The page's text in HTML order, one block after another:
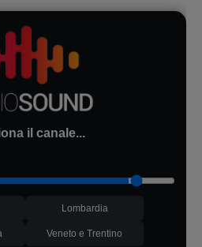
il canale...
Lombardia
Veneto e Trentino